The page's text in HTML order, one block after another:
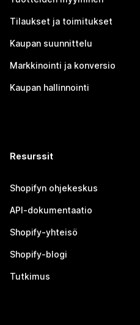
Tilaukset ja toimitukset
Kaupan suunnittelu
Markkinointi ja konversio
Kaupan hallinnointi
Resurssit
Shopifyn ohjekeskus
API-dokumentaatio
Shopify-yhteisö
Shopify-blogi
Tutkimus